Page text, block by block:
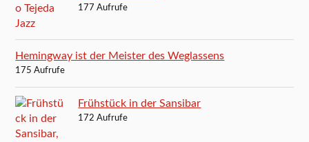
177 Aufrufe
Hemingway ist der Meister des Weglassens
175 Aufrufe
Frühstück in der Sansibar
172 Aufrufe